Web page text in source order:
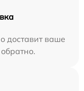
доставит ваше